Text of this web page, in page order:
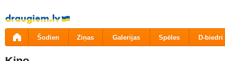
Pāriet
uz
saturu
Šodien Ziņas Galerijas Spēles D-biedri